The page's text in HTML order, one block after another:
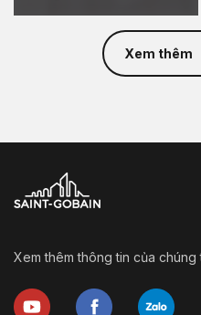
Xem thêm
Xem thêm thông tin của chúng